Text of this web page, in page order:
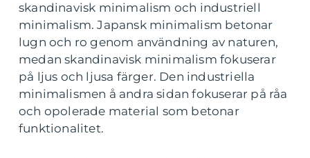
skandinavisk minimalism och industriell
minimalism. Japansk minimalism betonar
lugn och ro genom användning av naturen,
medan skandinavisk minimalism fokuserar
på ljus och ljusa färger. Den industriella
minimalismen å andra sidan fokuserar på råa
och opolerade material som betonar
funktionalitet.